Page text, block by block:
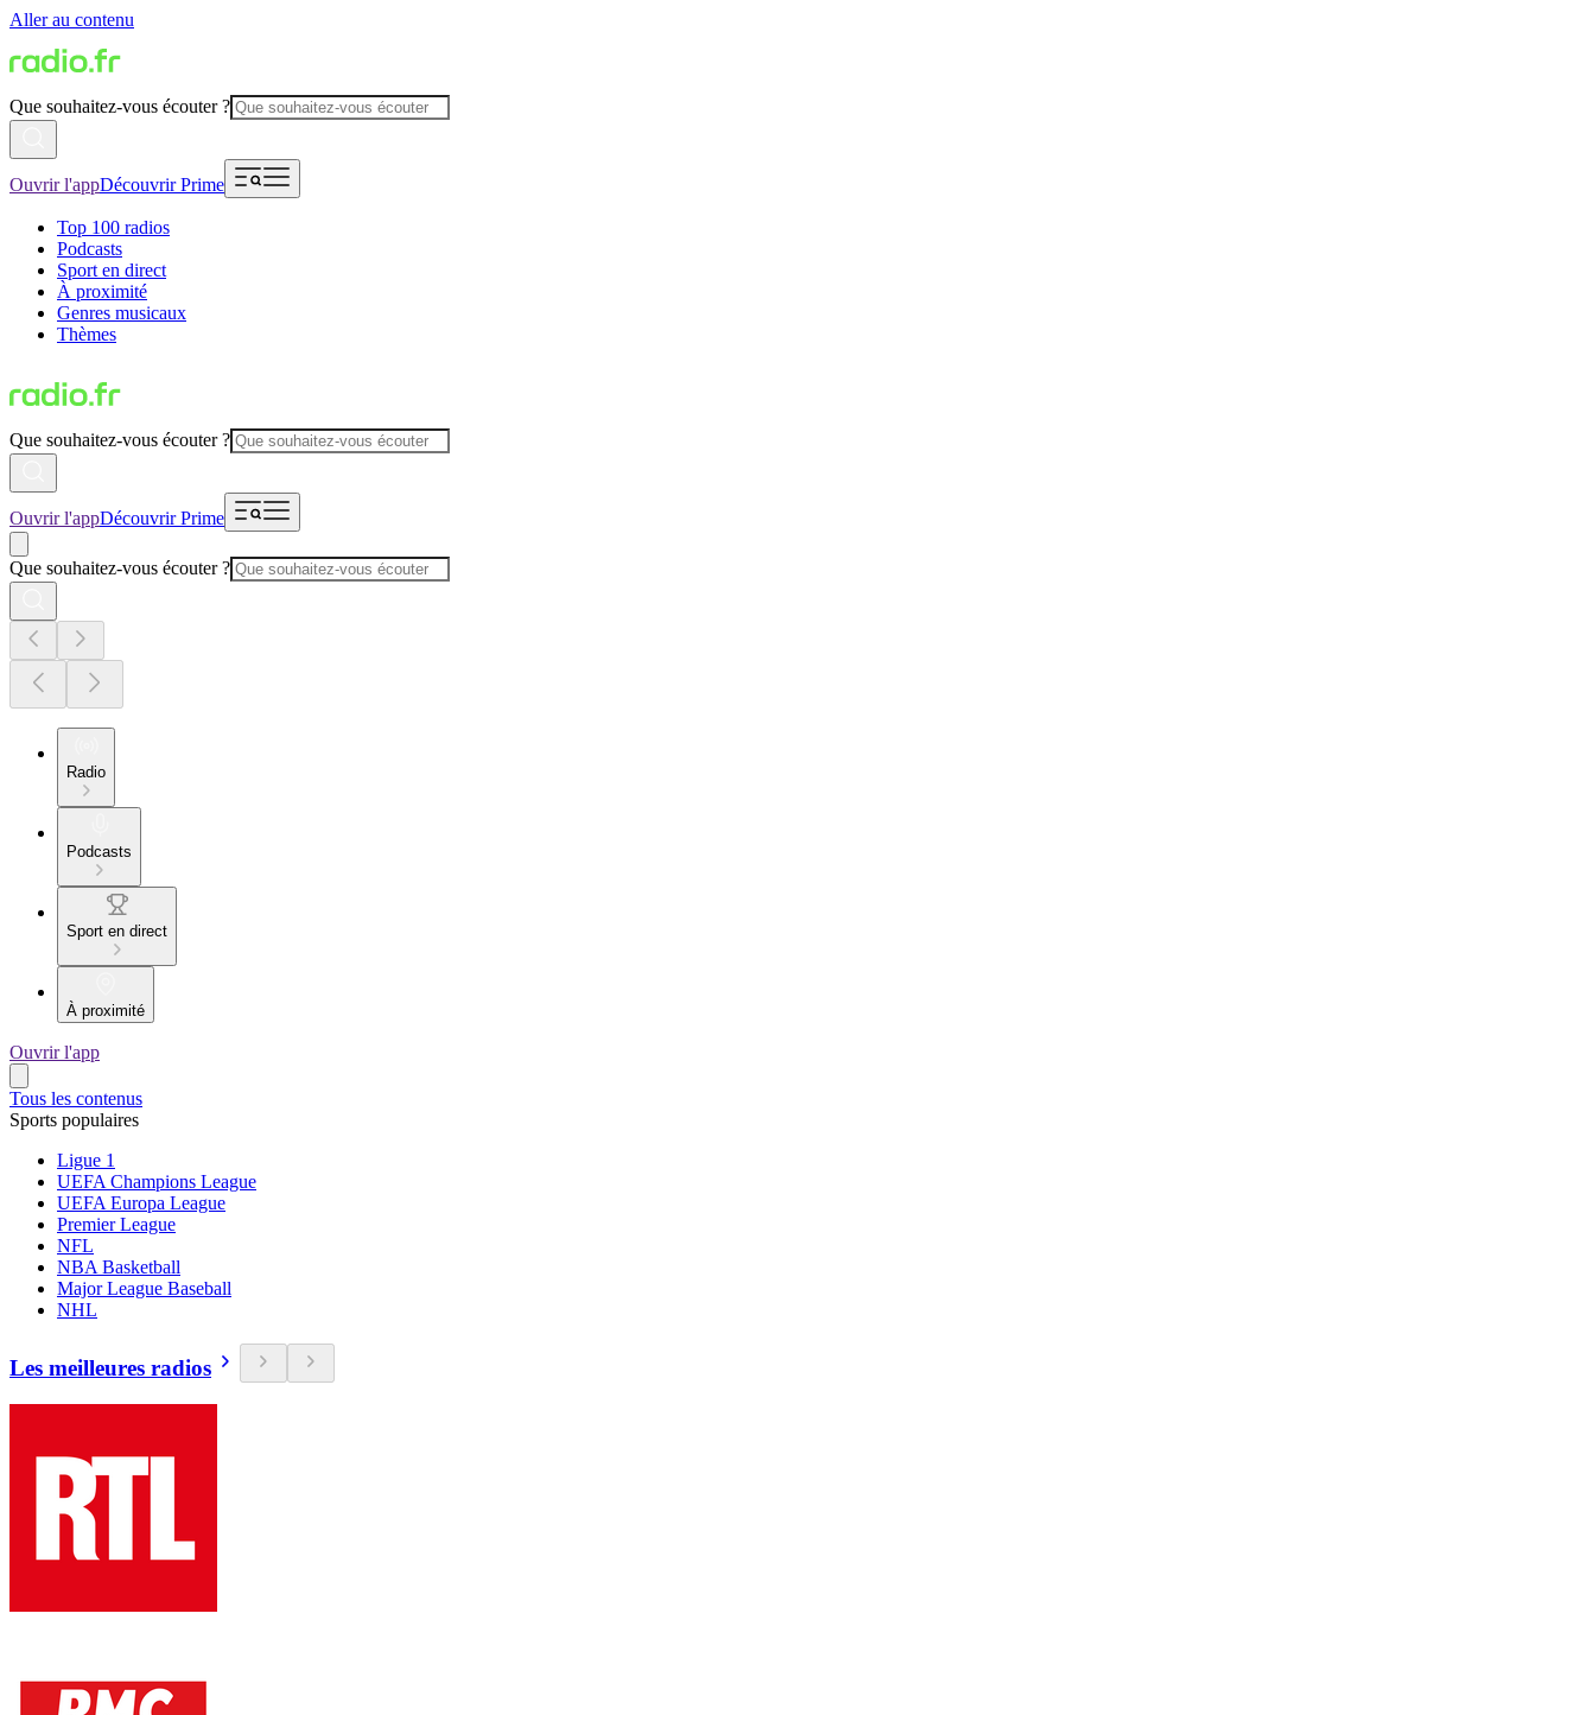
Aller au contenu
Que souhaitez-vous écouter ?
Ouvrir l'appDécouvrir Prime
Top 100 radios
Podcasts
Sport en direct
À proximité
Genres musicaux
Thèmes
Que souhaitez-vous écouter ?
Ouvrir l'appDécouvrir Prime
Que souhaitez-vous écouter ?
Radio
Podcasts
Sport en direct
À proximité
Ouvrir l'app
Tous les contenus
Sports populaires
Ligue 1
UEFA Champions League
UEFA Europa League
Premier League
NFL
NBA Basketball
Major League Baseball
NHL
Les meilleures radios